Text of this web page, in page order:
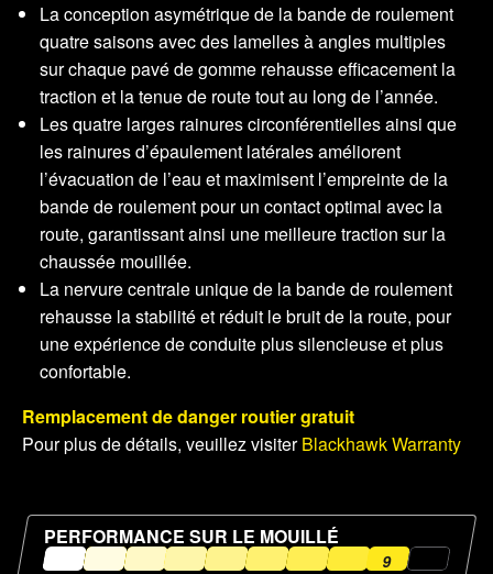
La conception asymétrique de la bande de roulement
quatre saisons avec des lamelles à angles multiples
sur chaque pavé de gomme rehausse efficacement la
traction et la tenue de route tout au long de l’année.
Les quatre larges rainures circonférentielles ainsi que
les rainures d’épaulement latérales améliorent
l’évacuation de l’eau et maximisent l’empreinte de la
bande de roulement pour un contact optimal avec la
route, garantissant ainsi une meilleure traction sur la
chaussée mouillée.
La nervure centrale unique de la bande de roulement
rehausse la stabilité et réduit le bruit de la route, pour
une expérience de conduite plus silencieuse et plus
confortable.
Remplacement de danger routier gratuit
Pour plus de détails, veuillez visiterBlackhawk Warranty
PERFORMANCE SUR LE MOUILLÉ
9